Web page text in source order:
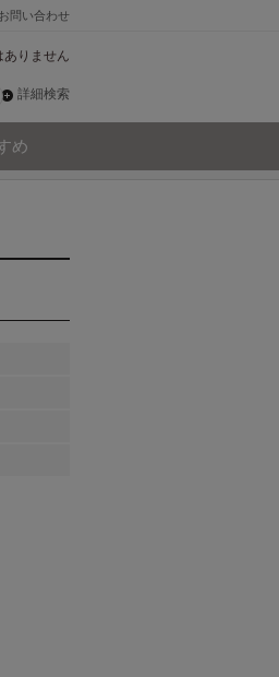
お問い合わせ
ありません
詳細検索
め